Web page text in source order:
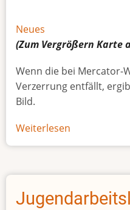
Neues
(Zum Vergrößern Karte
Wenn die bei Mercator-
Verzerrung entfällt,
Bild.
Weiterlesen
Afrikas
Größe